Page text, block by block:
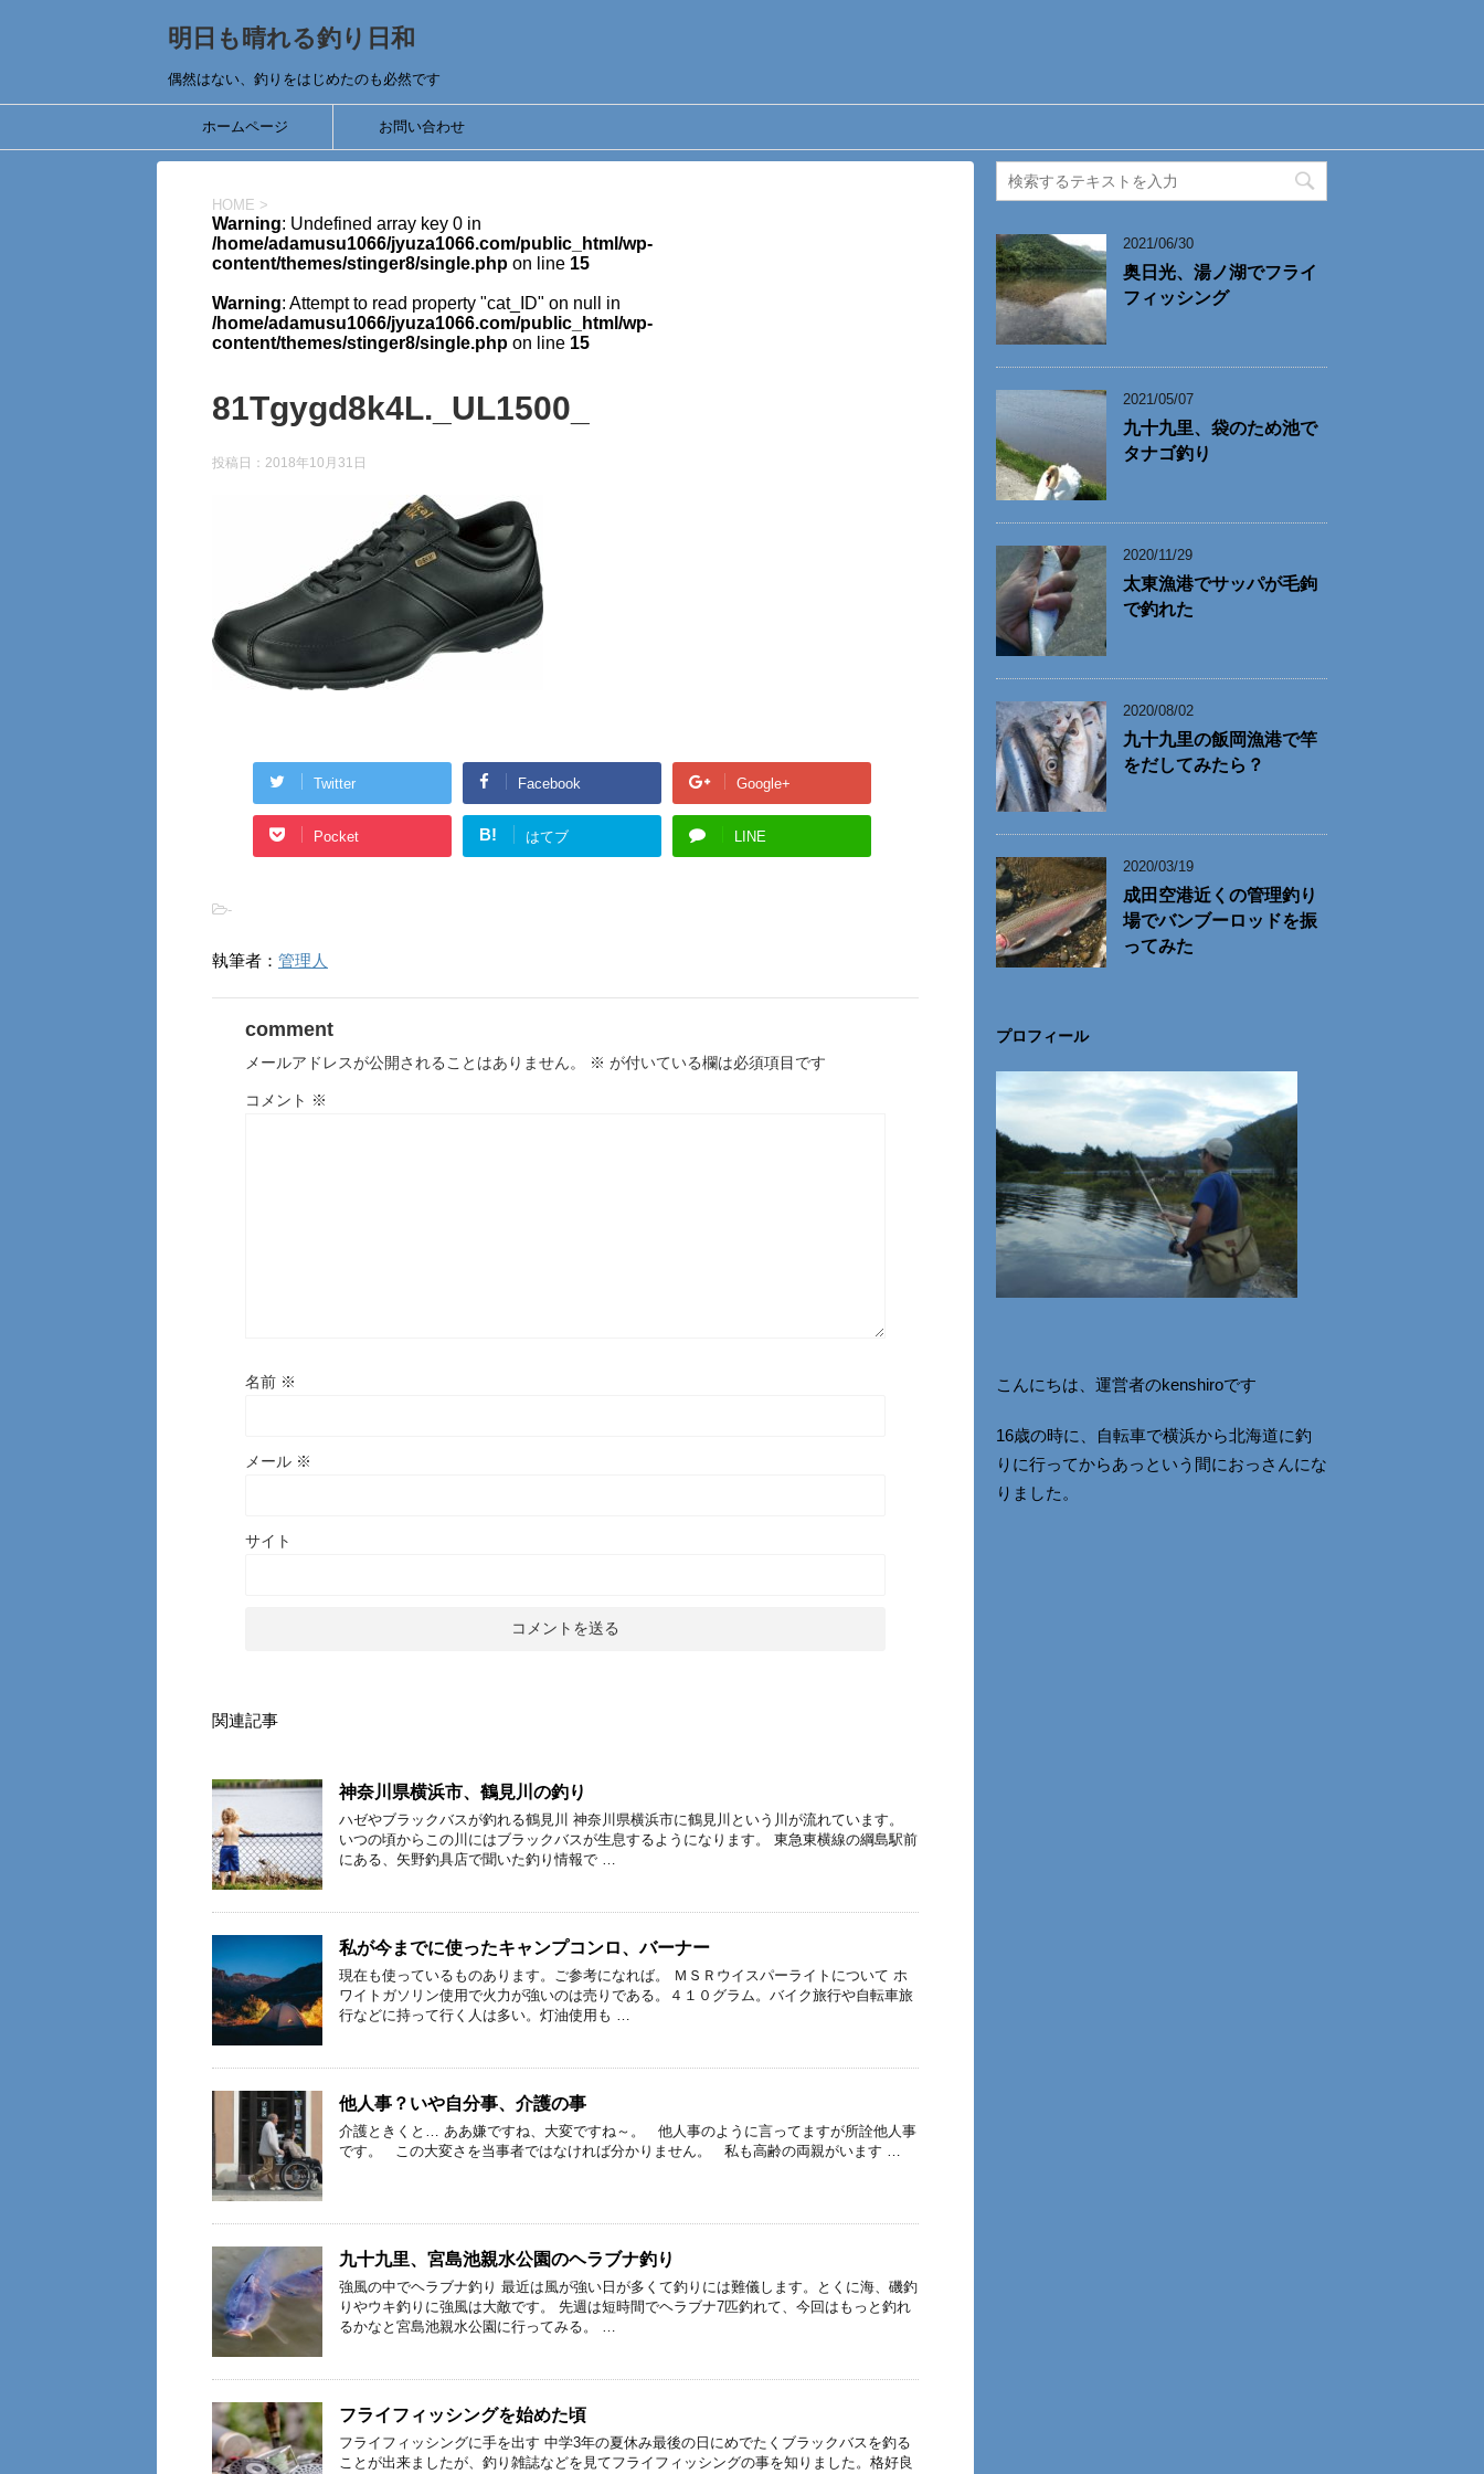
明日も晴れる釣り日和
偶然はない、釣りをはじめたのも必然です
ホームページ お問い合わせ
HOME >
Warning: Undefined array key 0 in
/home/adamusu1066/jyuza1066.com/public_html/wp-
content/themes/stinger8/single.php on line 15
Warning: Attempt to read property "cat_ID" on null in
/home/adamusu1066/jyuza1066.com/public_html/wp-
content/themes/stinger8/single.php on line 15
81Tgygd8k4L._UL1500_
投稿日： 2018年10月31日
Twitter Facebook Google+
Pocket B! はてブ LINE
-
執筆者： 管理人
comment
メールアドレスが公開されることはありません。 ※ が付いている欄は必須項目です
コメント ※
名前 ※
メール ※
サイト
関連記事
神奈川県横浜市、鶴見川の釣り
ハゼやブラックバスが釣れる鶴見川 神奈川県横浜市に鶴見川という川が流れています。
いつの頃からこの川にはブラックバスが生息するようになります。 東急東横線の綱島駅前
にある、矢野釣具店で聞いた釣り情報で …
私が今までに使ったキャンプコンロ、バーナー
現在も使っているものあります。ご参考になれば。 ＭＳＲウイスパーライトについて ホ
ワイトガソリン使用で火力が強いのは売りである。４１０グラム。バイク旅行や自転車旅
行などに持って行く人は多い。灯油使用も …
他人事？いや自分事、介護の事
介護ときくと… ああ嫌ですね、大変ですね～。 他人事のように言ってますが所詮他人事
です。 この大変さを当事者ではなければ分かりません。 私も高齢の両親がいます …
九十九里、宮島池親水公園のヘラブナ釣り
強風の中でヘラブナ釣り 最近は風が強い日が多くて釣りには難儀します。とくに海、磯釣
りやウキ釣りに強風は大敵です。 先週は短時間でヘラブナ7匹釣れて、今回はもっと釣れ
るかなと宮島池親水公園に行ってみる。 …
フライフィッシングを始めた頃
フライフィッシングに手を出す 中学3年の夏休み最後の日にめでたくブラックバスを釣る
ことが出来ましたが、釣り雑誌などを見てフライフィッシングの事を知りました。格好良
2021/06/30
奥日光、湯ノ湖でフライ
フィッシング
2021/05/07
九十九里、袋のため池で
タナゴ釣り
2020/11/29
太東漁港でサッパが毛鉤
で釣れた
2020/08/02
九十九里の飯岡漁港で竿
をだしてみたら？
2020/03/19
成田空港近くの管理釣り
場でバンブーロッドを振
ってみた
プロフィール
こんにちは、運営者のkenshiroです
16歳の時に、自転車で横浜から北海道に釣
りに行ってからあっという間におっさんにな
りました。